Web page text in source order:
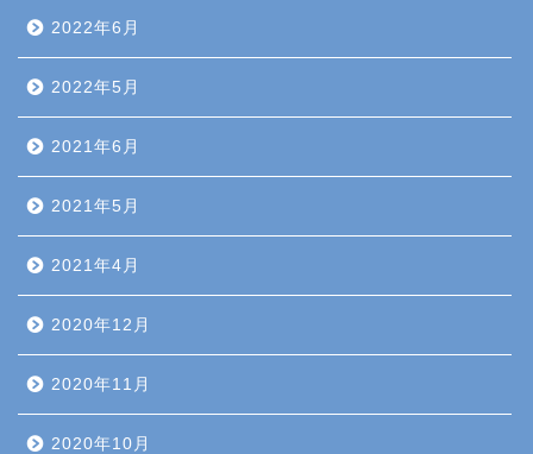
2022年6月
2022年5月
2021年6月
2021年5月
2021年4月
2020年12月
2020年11月
2020年10月